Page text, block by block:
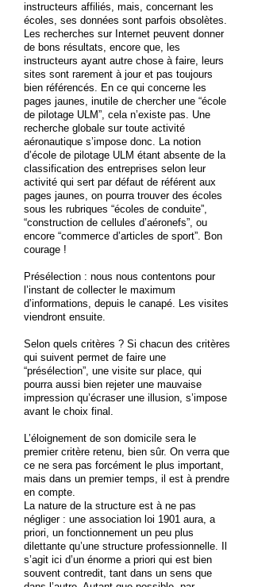
instructeurs affiliés, mais, concernant les
écoles, ses données sont parfois obsolètes.
Les recherches sur Internet peuvent donner
de bons résultats, encore que, les
instructeurs ayant autre chose à faire, leurs
sites sont rarement à jour et pas toujours
bien référencés. En ce qui concerne les
pages jaunes, inutile de chercher une “école
de pilotage ULM”, cela n’existe pas. Une
recherche globale sur toute activité
aéronautique s’impose donc. La notion
d’école de pilotage ULM étant absente de la
classification des entreprises selon leur
activité qui sert par défaut de référent aux
pages jaunes, on pourra trouver des écoles
sous les rubriques “écoles de conduite”,
“construction de cellules d’aéronefs”, ou
encore “commerce d’articles de sport”. Bon
courage !
Présélection : nous nous contentons pour
l’instant de collecter le maximum
d’informations, depuis le canapé. Les visites
viendront ensuite.
Selon quels critères ? Si chacun des critères
qui suivent permet de faire une
“présélection”, une visite sur place, qui
pourra aussi bien rejeter une mauvaise
impression qu’écraser une illusion, s’impose
avant le choix final.
L’éloignement de son domicile sera le
premier critère retenu, bien sûr. On verra que
ce ne sera pas forcément le plus important,
mais dans un premier temps, il est à prendre
en compte.
La nature de la structure est à ne pas
négliger : une association loi 1901 aura, a
priori, un fonctionnement un peu plus
dilettante qu’une structure professionnelle. Il
s’agit ici d’un énorme a priori qui est bien
souvent contredit, tant dans un sens que